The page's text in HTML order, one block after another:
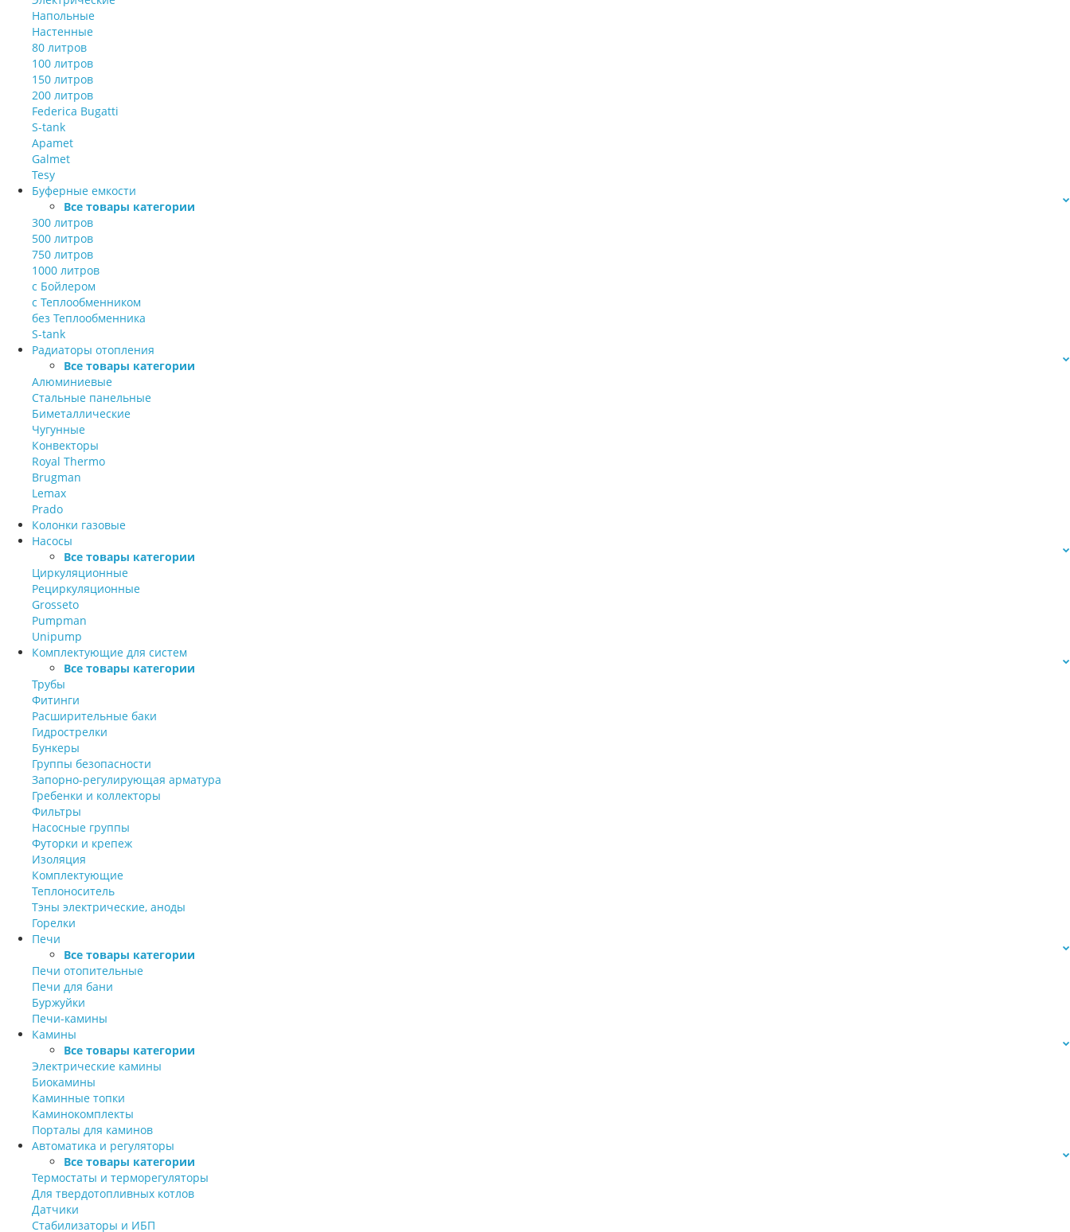
Напольные
Настенные
80 литров
100 литров
150 литров
200 литров
Federica Bugatti
S-tank
Apamet
Galmet
Tesy
Буферные емкости
Все товары категории
300 литров
500 литров
750 литров
1000 литров
с Бойлером
с Теплообменником
без Теплообменника
S-tank
Радиаторы отопления
Все товары категории
Алюминиевые
Стальные панельные
Биметаллические
Чугунные
Конвекторы
Royal Thermo
Brugman
Lemax
Prado
Колонки газовые
Насосы
Все товары категории
Циркуляционные
Рециркуляционные
Grosseto
Pumpman
Unipump
Комплектующие для систем
Все товары категории
Трубы
Фитинги
Расширительные баки
Гидрострелки
Бункеры
Группы безопасности
Запорно-регулирующая арматура
Гребенки и коллекторы
Фильтры
Насосные группы
Футорки и крепеж
Изоляция
Комплектующие
Теплоноситель
Тэны электрические, аноды
Горелки
Печи
Все товары категории
Печи отопительные
Печи для бани
Буржуйки
Печи-камины
Камины
Все товары категории
Электрические камины
Биокамины
Каминные топки
Каминокомплекты
Порталы для каминов
Автоматика и регуляторы
Все товары категории
Термостаты и терморегуляторы
Для твердотопливных котлов
Датчики
Стабилизаторы и ИБП